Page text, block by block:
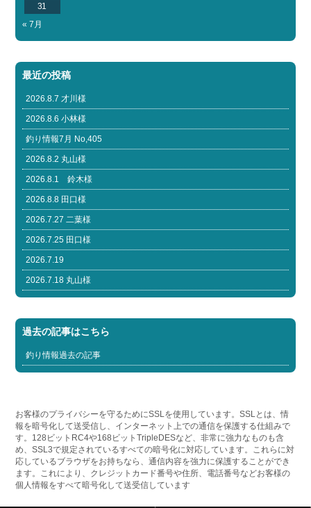
31
« 7月
最近の投稿
2026.8.7 才川様
2026.8.6 小林様
釣り情報7月 No,405
2026.8.2 丸山様
2026.8.1 鈴木様
2026.8.8 田口様
2026.7.27 二葉様
2026.7.25 田口様
2026.7.19
2026.7.18 丸山様
過去の記事はこちら
釣り情報過去の記事
お客様のプライバシーを守るためにSSLを使用しています。SSLとは、情
報を暗号化して送受信し、インターネット上での通信を保護する仕組みで
す。128ビットRC4や168ビットTripleDESなど、非常に強力なものも含
め、SSL3で規定されているすべての暗号化に対応しています。これらに対
応しているブラウザをお持ちなら、通信内容を強力に保護することができ
ます。これにより、クレジットカード番号や住所、電話番号などお客様の
個人情報をすべて暗号化して送受信しています